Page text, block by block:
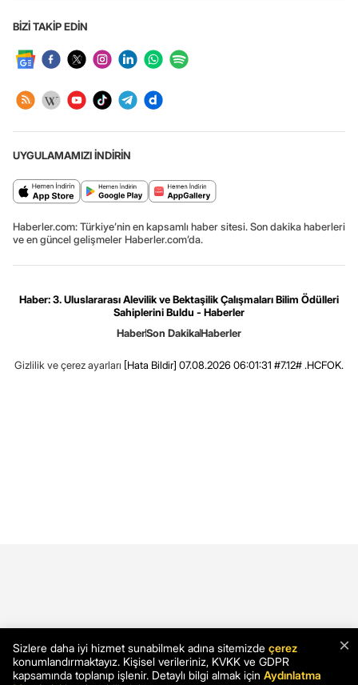
BİZİ TAKİP EDİN
UYGULAMAMIZI İNDİRİN
Haberler.com: Türkiye’nin en kapsamlı haber sitesi. Son dakika haberleri
ve en güncel gelişmeler Haberler.com’da.
Haber: 3. Uluslararası Alevilik ve Bektaşilik Çalışmaları Bilim Ödülleri
Sahiplerini Buldu - Haberler
HaberSon DakikaHaberler
Gizlilik ve çerez ayarları [Hata Bildir] 07.08.2026 06:01:31 #7.12# .HCFOK.
×
Sizlere daha iyi hizmet sunabilmek adına sitemizde çerez
konumlandırmaktayız. Kişisel verileriniz, KVKK ve GDPR
kapsamında toplanıp işlenir. Detaylı bilgi almak için Aydınlatma